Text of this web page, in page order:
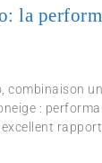
la
combinaison
: